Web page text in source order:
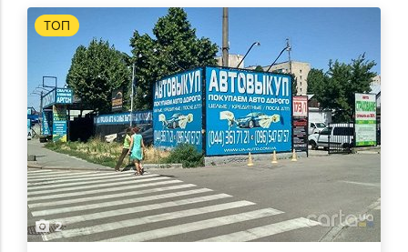
ТОП
2